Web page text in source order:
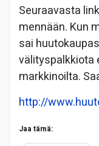
Seuraavasta
mennään. Kun
sai
välityspalkkiota
markkinoilta.
http://
Jaa tämä: